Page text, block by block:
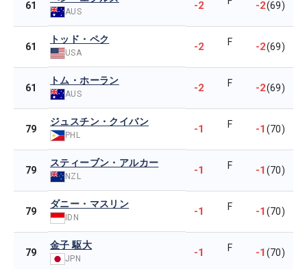
61
AUS -2 -2(69)
61
トッド・ペク
USA -2 F -2(69)
61
トム・ホーラン
AUS -2 F -2(69)
79
ジュスチン・クイバン
PHL -1 F -1(70)
79
スティーブン・アルカー
NZL -1 F -1(70)
79
ダニー・マスリン
IDN -1 F -1(70)
79
金子 駆大
JPN -1 F -1(70)